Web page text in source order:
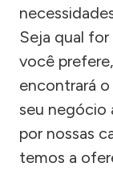
Seja qual
você
encontrará
seu negócio
por nossas
temos a